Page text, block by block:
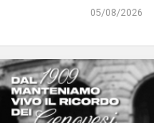
05/08/2026